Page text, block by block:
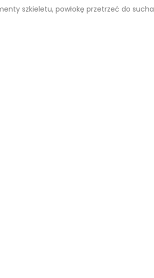
szkieletu, powłokę przetrzeć do sucha